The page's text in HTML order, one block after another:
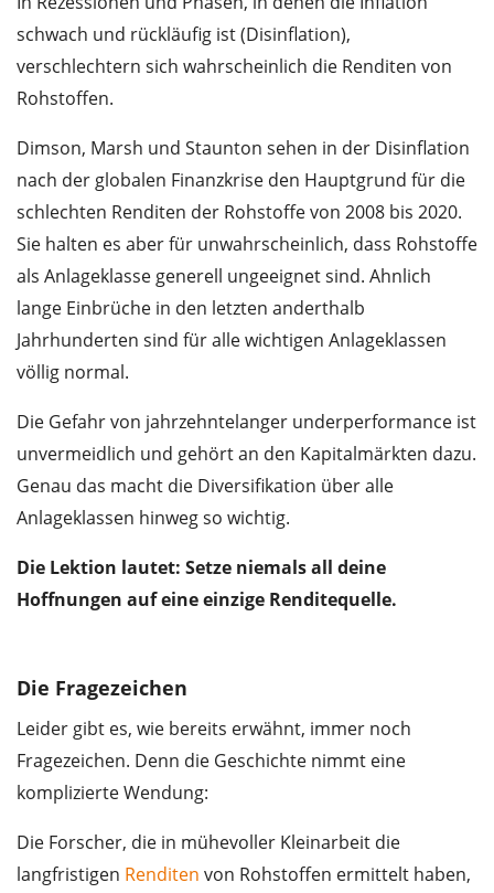
schwach und rückläufig ist (Disinflation),
verschlechtern sich wahrscheinlich die Renditen von
Rohstoffen.
Dimson, Marsh und Staunton sehen in der Disinflation
nach der globalen Finanzkrise den Hauptgrund für die
schlechten Renditen der Rohstoffe von 2008 bis 2020.
Sie halten es aber für unwahrscheinlich, dass Rohstoffe
als Anlageklasse generell ungeeignet sind. Ahnlich
lange Einbrüche in den letzten anderthalb
Jahrhunderten sind für alle wichtigen Anlageklassen
völlig normal.
Die Gefahr von jahrzehntelanger underperformance ist
unvermeidlich und gehört an den Kapitalmärkten dazu.
Genau das macht die Diversifikation über alle
Anlageklassen hinweg so wichtig.
Die Lektion lautet: Setze niemals all deine
Hoffnungen auf eine einzige Renditequelle.
Die Fragezeichen
Leider gibt es, wie bereits erwähnt, immer noch
Fragezeichen. Denn die Geschichte nimmt eine
komplizierte Wendung:
Die Forscher, die in mühevoller Kleinarbeit die
langfristigen Renditen von Rohstoffen ermittelt haben,